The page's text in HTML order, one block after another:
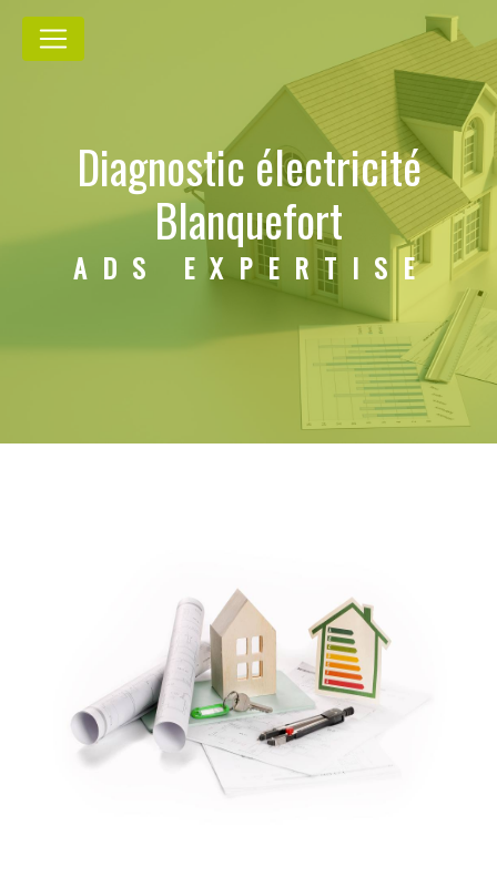
Diagnostic électricité
Blanquefort
ADS EXPERTISE
Panneau de gestion des cookies